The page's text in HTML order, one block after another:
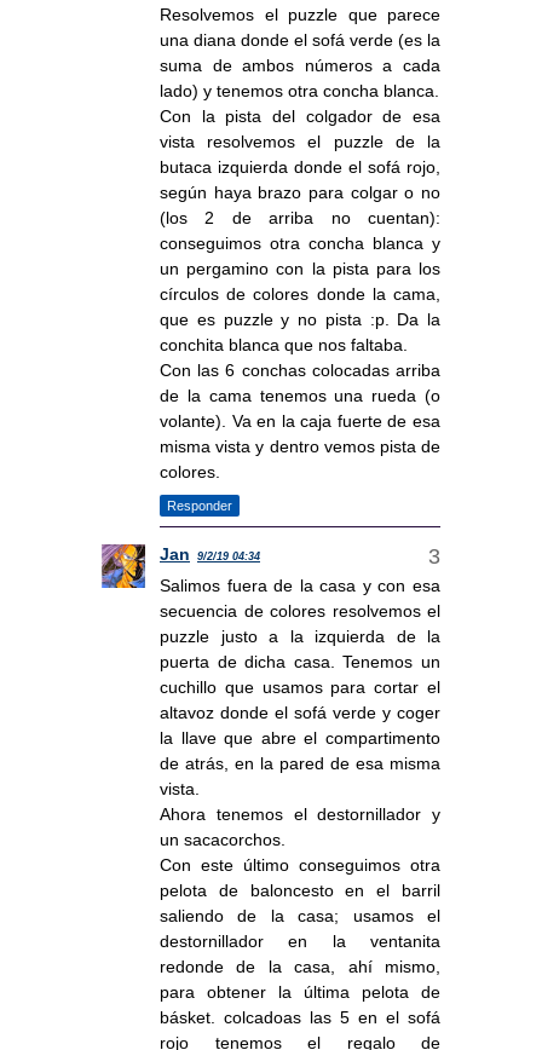
Resolvemos el puzzle que parece
una diana donde el sofá verde (es la
suma de ambos números a cada
lado) y tenemos otra concha blanca.
Con la pista del colgador de esa
vista resolvemos el puzzle de la
butaca izquierda donde el sofá rojo,
según haya brazo para colgar o no
(los 2 de arriba no cuentan):
conseguimos otra concha blanca y
un pergamino con la pista para los
círculos de colores donde la cama,
que es puzzle y no pista :p. Da la
conchita blanca que nos faltaba.
Con las 6 conchas colocadas arriba
de la cama tenemos una rueda (o
volante). Va en la caja fuerte de esa
misma vista y dentro vemos pista de
colores.
Responder
Jan 9/2/19 04:34
Salimos fuera de la casa y con esa
secuencia de colores resolvemos el
puzzle justo a la izquierda de la
puerta de dicha casa. Tenemos un
cuchillo que usamos para cortar el
altavoz donde el sofá verde y coger
la llave que abre el compartimento
de atrás, en la pared de esa misma
vista.
Ahora tenemos el destornillador y
un sacacorchos.
Con este último conseguimos otra
pelota de baloncesto en el barril
saliendo de la casa; usamos el
destornillador en la ventanita
redonde de la casa, ahí mismo,
para obtener la última pelota de
básket. colcadoas las 5 en el sofá
rojo tenemos el regalo de